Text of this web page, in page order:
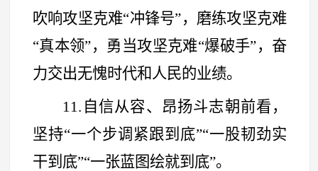
吹响攻坚克难“冲锋号”，磨练攻坚克难
“真本领”，勇当攻坚克难“爆破手”，奋
力交出无愧时代和人民的业绩。
11.自信从容、昂扬斗志朝前看，
坚持“一个步调紧跟到底”“一股韧劲实
干到底”“一张蓝图绘就到底”。